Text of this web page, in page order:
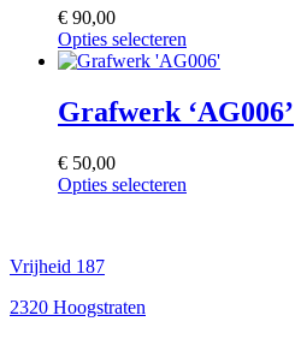
Deze
optie
kan
worden
op
de
productpagina
€ 90,00
Opties selecteren
Dit
heeft
meerdere
Deze
optie
op
de
productpagina
Grafwerk ‘AG006’
€ 50,00
Opties selecteren
meerdere
Deze
Vrijheid 187
2320 Hoogstraten